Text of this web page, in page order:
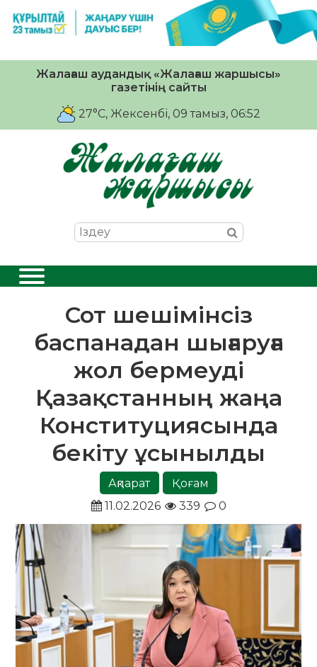
Жалағаш аудандық «Жалағаш жаршысы»
газетінің сайты
27°C, Жексенбі, 09 тамыз, 06:52
Сот шешімінсіз
баспанадан шығаруға
жол бермеуді
Қазақстанның жаңа
Конституциясында
бекіту ұсынылды
Ақпарат
Қоғам
11.02.2026
339 0